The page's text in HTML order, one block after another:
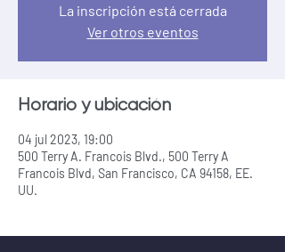
La inscripción está cerrada
Ver otros eventos
Horario y ubicación
04 jul 2023, 19:00
500 Terry A. Francois Blvd., 500 Terry A
Francois Blvd, San Francisco, CA 94158, EE.
UU.